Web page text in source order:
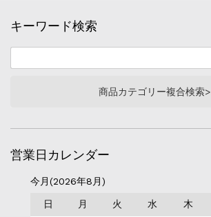
キーワード検索
商品カテゴリー複合検索>
営業日カレンダー
今月(2026年8月)
日 月 火 水 木